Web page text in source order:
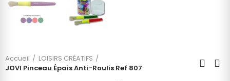
Accueil
LOISIRS CRÉATIFS
JOVI Pinceau Épais Anti-Roulis Ref 807